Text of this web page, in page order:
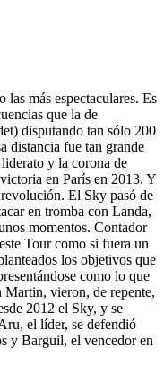
las más espectaculares. Es
que la de
disputando tan sólo 200
distancia fue tan grande
y la corona de
en París en 2013. Y
El Sky pasó de
en tromba con Landa,
momentos. Contador
Tour como si fuera un
los objetivos que
como lo que
Martin, vieron, de repente,
2012 el Sky, y se
el líder, se defendió
y Barguil, el vencedor en